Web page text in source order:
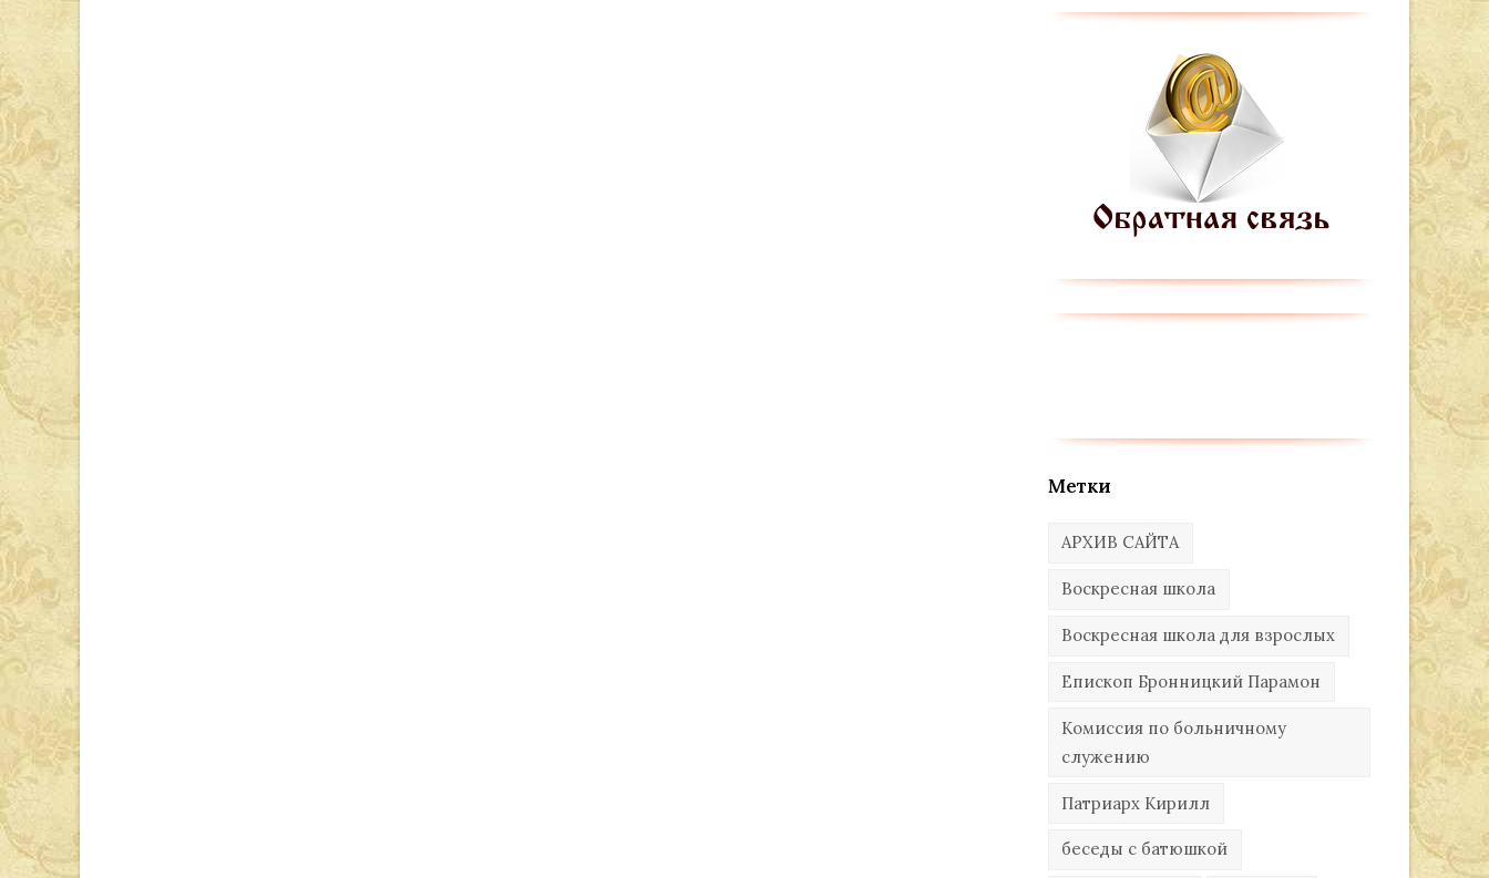
Метки
АРХИВ САЙТА
Воскресная школа
Воскресная школа для взрослых
Епископ Бронницкий Парамон
Комиссия по больничному
служению
Патриарх Кирилл
беседы с батюшкой